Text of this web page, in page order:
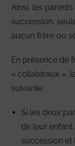
Ainsi, les
succession,
aucun frère ou
En présence de
« collatéraux »,
suivante :
Si les deux
de leur
succession et